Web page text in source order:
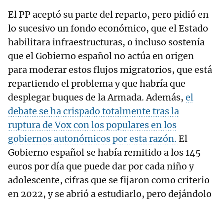
El PP aceptó su parte del reparto, pero pidió en
lo sucesivo un fondo económico, que el Estado
habilitara infraestructuras, o incluso sostenía
que el Gobierno español no actúa en origen
para moderar estos flujos migratorios, que está
repartiendo el problema y que habría que
desplegar buques de la Armada. Además, el
debate se ha crispado totalmente tras la
ruptura de Vox con los populares en los
gobiernos autonómicos por esta razón. El
Gobierno español se había remitido a los 145
euros por día que puede dar por cada niño y
adolescente, cifras que se fijaron como criterio
en 2022, y se abrió a estudiarlo, pero dejándolo